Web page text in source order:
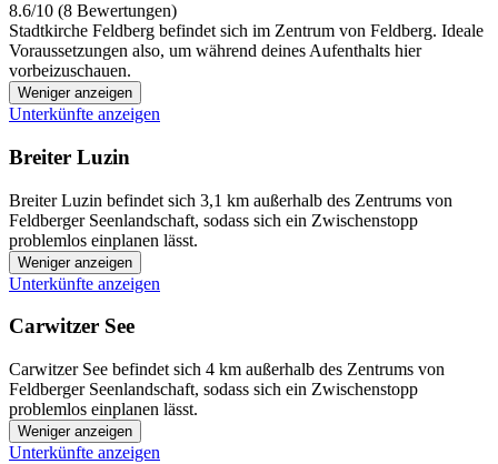
8.6/10 (8 Bewertungen)
Stadtkirche Feldberg befindet sich im Zentrum von Feldberg. Ideale
Voraussetzungen also, um während deines Aufenthalts hier
vorbeizuschauen.
Weniger anzeigen
Unterkünfte anzeigen
Breiter Luzin
Breiter Luzin befindet sich 3,1 km außerhalb des Zentrums von
Feldberger Seenlandschaft, sodass sich ein Zwischenstopp
problemlos einplanen lässt.
Weniger anzeigen
Unterkünfte anzeigen
Carwitzer See
Carwitzer See befindet sich 4 km außerhalb des Zentrums von
Feldberger Seenlandschaft, sodass sich ein Zwischenstopp
problemlos einplanen lässt.
Weniger anzeigen
Unterkünfte anzeigen